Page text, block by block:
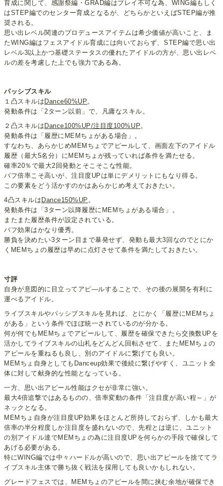
育成に関して、感謝祭編・GRAD編はプレイ不可な為、WING編もしく
はSTEP編でのセンター育成となるが、どちらかといえばSTEP編が推
奨される。
思い出レベル関連のプロデュースアイテムは希少価値が高いこと、ま
たWING編はフェスアイドル育成には向いておらず、STEP編で思い出
レベル3以上かつ基礎ステータスの優れたアイドルの方が、思い出レベ
ルの差を考慮した上でも強力である為。
パッシブスキル
１凸スキルは Dance60%UP。
発動条件は「2ターン以前」で、凡庸なスキル。
２凸スキルは Dance100%UP/注目度100%UP。
発動条件は「履歴にMEMちょがある場合」。
すなわち、あらかじめMEMちょでアピールして、画面左下のアイドル
履歴（最大5名分）にMEMちょが残っていれば条件を満たせる。
確率20％で最大2回発動とそこそこな性能。
バフ倍率こそ高いが、注目度UPは単にデメリットにもなり得る。
この要素をどう活かすのかはあらかじめ考えておきたい。
4凸スキルは Dance150%UP 。
発動条件は「3ターン以降履歴にMEMちょがある場合」。
またまた履歴条件が設定されている。
バフ効果はかなり優秀。
勝負を決めたい3ターン目まで暴発せず、発動も最大3回なのでとにか
くMEMちょの履歴は早めに点灯させて条件を満たしておきたい。
寸評
自身が意図的に目立ってアピ―ルすることで、その後の展開を有利に
運べるアイドル。
ライブスキルやパッシブスキルを見れば、とにかく「履歴にMEMちょ
がある」という条件でほぼ統一されているのが分かる。
何が何でもMEMちょでアピールして、履歴を確保できたら交換数UPを
活かしてライブスキルの山札をどんどん回転させて、またMEMちょの
アピールを重ねるも良し、別のアイドルに繋げても良い。
MEMちょ自身としてもDanceup効果で後続に繋げやすく、ユニット全
体に対して献身的な性能となっている。
一方、思い出アピール性能はクセが非常に強い。
最大4倍追撃ではあるものの、倍率変動の条件「注目度が高い程～」が
ネックとなる。
MEMちょ自身が注目度UP効果をほとんど所持しておらず、しかも最大
倍率の半分程度しか注目度を盛れないので、先程とは逆に、ユニット
の別アイドル達でMEMちょの為に注目度UPを何らかの手段で確保して
あげる必要がある。
特にWING編では中々ハードルが高いので、思い出アピールを捨ててラ
イブスキル主体で勝ち抜く戦法を採用しても良いかもしれない。
グレードフェスでは、MEMちょのアピールを間に挟む余地が確保でき